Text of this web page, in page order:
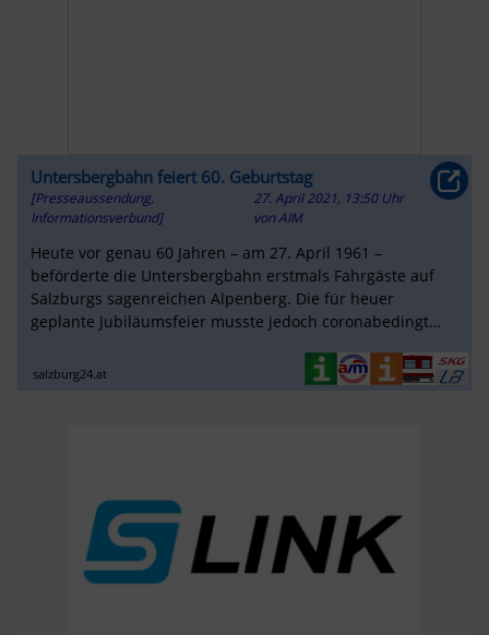
Untersbergbahn feiert 60. Geburtstag
[Presseaussendung,
Informationsverbund]
27. April 2021, 13:50 Uhr
vonAIM
Heute vor genau 60 Jahren – am 27. April 1961 –
beförderte die Untersbergbahn erstmals Fahrgäste auf
Salzburgs sagenreichen Alpenberg. Die für heuer
geplante Jubiläumsfeier musste jedoch coronabedingt
salzburg24.at